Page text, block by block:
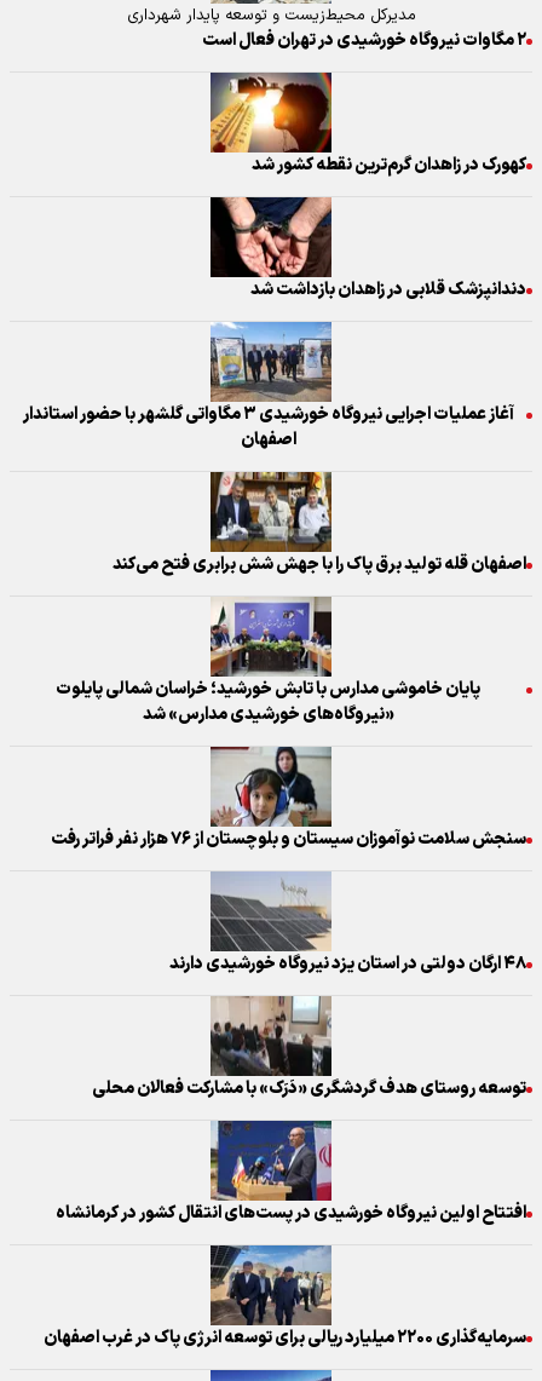
مدیرکل محیط‌زیست و توسعه پایدار شهرداری
۲ مگاوات نیروگاه خورشیدی در تهران فعال است
کهورک در زاهدان گرم‌ترین نقطه کشور شد
دندانپزشک قلابی در زاهدان بازداشت شد
آغاز عملیات اجرایی نیروگاه خورشیدی ۳ مگاواتی گلشهر با حضور استاندار
اصفهان
اصفهان قله تولید برق پاک را با جهش شش برابری فتح می‌کند
پایان خاموشی مدارس با تابش خورشید؛ خراسان شمالی پایلوت
«نیروگاه‌های خورشیدی مدارس» شد
سنجش سلامت نوآموزان سیستان و بلوچستان از ۷۶ هزار نفر فراتر رفت
۴۸ ارگان دولتی در استان یزد نیروگاه خورشیدی دارند
توسعه روستای هدف گردشگری «دَرَک» با مشارکت فعالان محلی
افتتاح اولین نیروگاه خورشیدی در پست‌های انتقال کشور در کرمانشاه
سرمایه‌گذاری ۲۲۰۰ میلیارد ریالی برای توسعه انرژی پاک در غرب اصفهان